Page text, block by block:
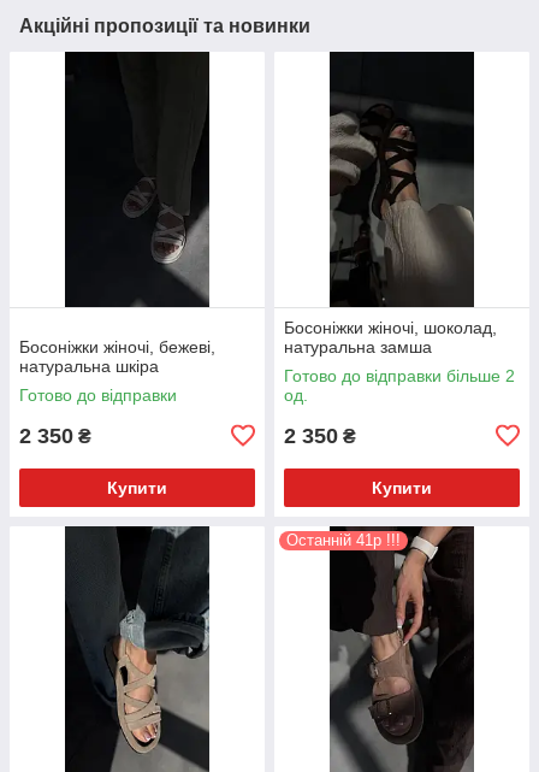
Акційні пропозиції та новинки
Босоніжки жіночі, бежеві,
натуральна шкіра
Готово до відправки
2 350 ₴
Купити
Босоніжки жіночі, шоколад,
натуральна замша
Готово до відправки більше 2
од.
2 350 ₴
Купити
Останній 41р !!!